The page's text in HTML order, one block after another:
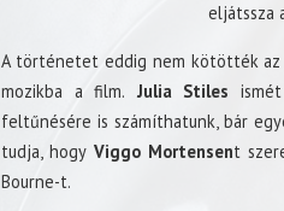
eljátssza
A történetet eddig nem kötötték az
mozikba a film. Julia Stiles
feltűnésére is számíthatunk, bár
tudja, hogyViggo Mortensent
Bourne-t.